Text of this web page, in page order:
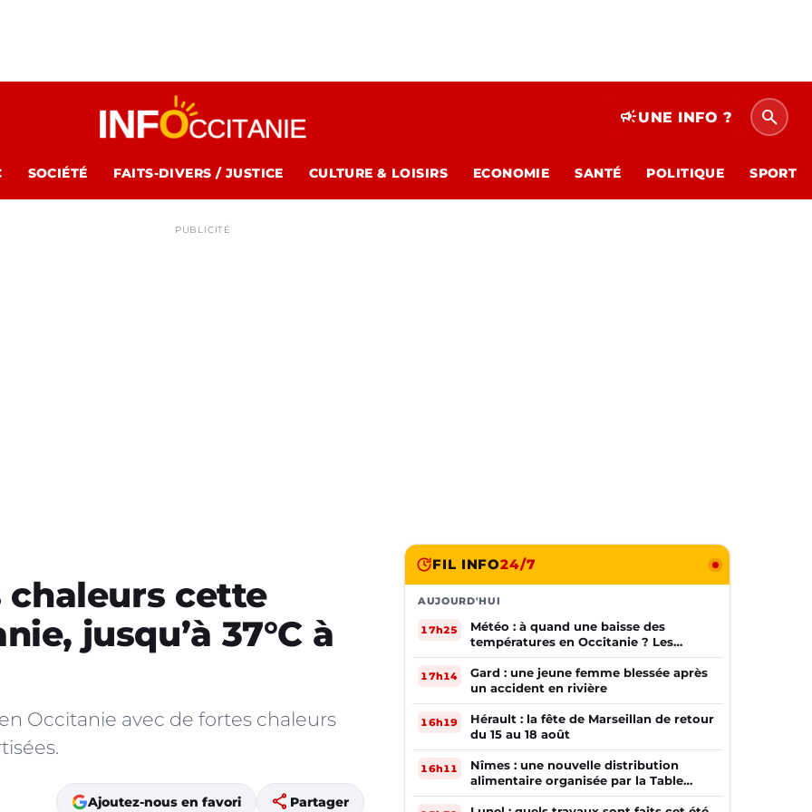
campaignUNE INFO ? search
SOCIÉTÉ FAITS-DIVERS / JUSTICE CULTURE & LOISIRS ECONOMIE SANTÉ POLITIQUE SPORT
PUBLICITÉ
chaleurs cette
jusqu’à 37°C à
Occitanie avec de fortes chaleurs
Ajoutez-nous en favori share Partager
FIL INFO24/7
AUJOURD'HUI
17h25
Météo : à quand une baisse des
températures en Occitanie ? Les
prévisions
17h14
Gard : une jeune femme blessée après
un accident en rivière
16h19
Hérault : la fête de Marseillan de retour
du 15 au 18 août
16h11
Nîmes : une nouvelle distribution
alimentaire organisée par la Table
Ouverte